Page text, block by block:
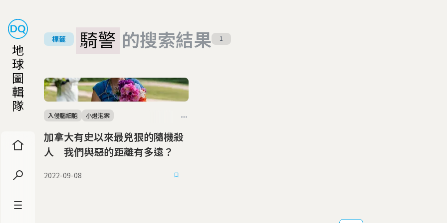
地
球
圖
輯
隊
標籤 騎警 的搜索結果 1
加拿大有史以來最兇狠的隨機殺
人 我們與惡的距離有多遠？
入侵腦細胞 小燈泡案
2022-09-08